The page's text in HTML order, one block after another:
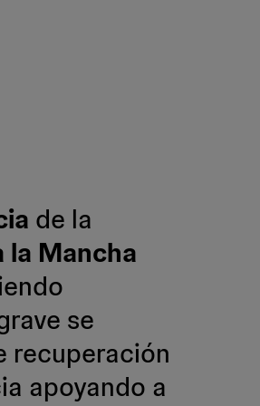
de la
Mancha
se
recuperación
apoyando a